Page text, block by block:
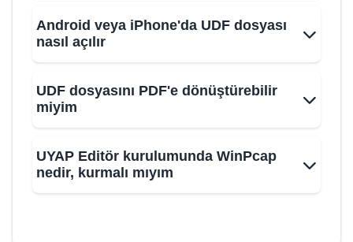
Android veya iPhone'da UDF dosyası
nasıl açılır
UDF dosyasını PDF'e dönüştürebilir
miyim
UYAP Editör kurulumunda WinPcap
nedir, kurmalı mıyım